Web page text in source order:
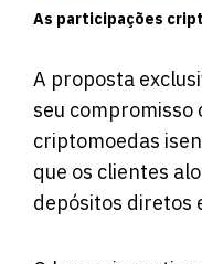
As participações
A proposta
seu compromisso
criptomoedas
que os clientes
depósitos diretos